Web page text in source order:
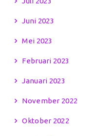
Juni 2023
Mei 2023
Februari 2023
Januari 2023
November 2022
Oktober 2022